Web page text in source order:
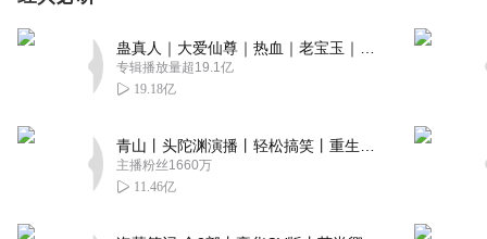
2021-03-05
主播挺好，故事就差一点了，说是报复然后就是把仇人好好
的养起来，就叫报复了，哎
2021-04-14
专辑播放量超19.1亿
19.18亿
主播粉丝1660万
11.46亿